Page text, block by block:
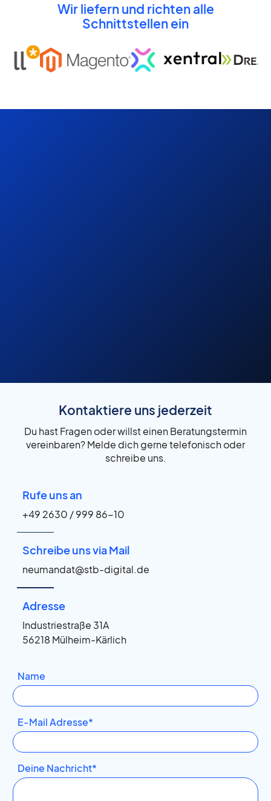
Wir liefern und richten alle
Schnittstellen ein
Kontaktiere uns jederzeit
Du hast Fragen oder willst einen Beratungstermin
vereinbaren? Melde dich gerne telefonisch oder
schreibe uns.
Rufe uns an
+49 2630 / 999 86-10
Schreibe uns via Mail
neumandat@stb-digital.de
Adresse
Industriestraße 31A
56218 Mülheim-Kärlich
Name
E-Mail Adresse*
Deine Nachricht*